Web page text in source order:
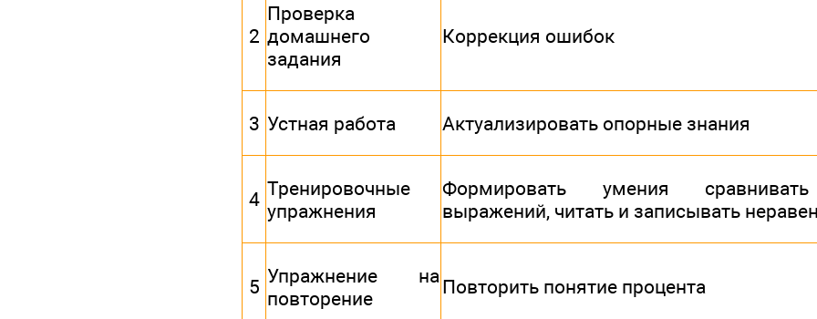
2
Проверка
домашнего
задания
Коррекция ошибок
3 Устная работа Актуализировать опорные знания
4 Тренировочные
упражнения
Формировать умения
выражений, читать и записывать
5 Упражнение на
повторение
Повторить понятие процента